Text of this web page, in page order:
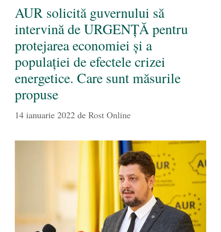
AUR solicită guvernului să
intervină de URGENȚĂ pentru
protejarea economiei și a
populației de efectele crizei
energetice. Care sunt măsurile
propuse
14 ianuarie 2022 de Rost Online